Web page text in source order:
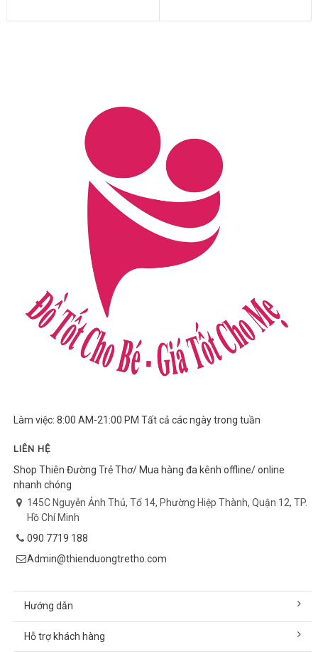
Làm việc: 8:00 AM-21:00 PM Tất cả các ngày trong tuần
LIÊN HỆ
Shop Thiên Đường Trẻ Thơ/ Mua hàng đa kênh offline/ online
nhanh chóng
145C Nguyễn Ảnh Thủ, Tổ 14, Phường Hiệp Thành, Quận 12, TP.
Hồ Chí Minh
090 7719 188
Admin@thienduongtretho.com
Hướng dẫn
Hỗ trợ khách hàng